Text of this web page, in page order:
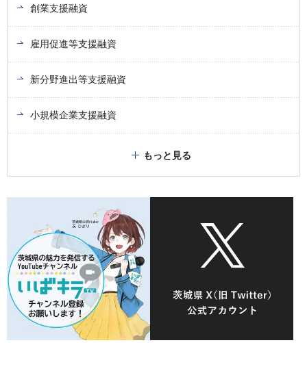
創業支援融資
雇用促進等支援融資
新分野進出等支援融資
小規模企業支援融資
もっと見る